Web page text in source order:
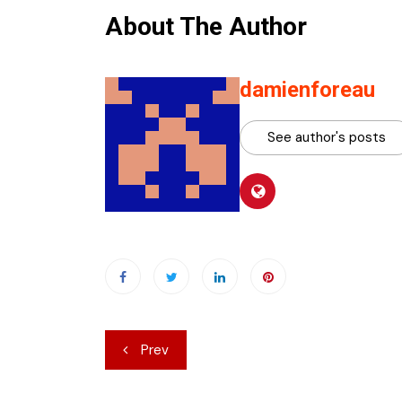
About The Author
damienforeau
See author's posts
Navigation
de
Prev